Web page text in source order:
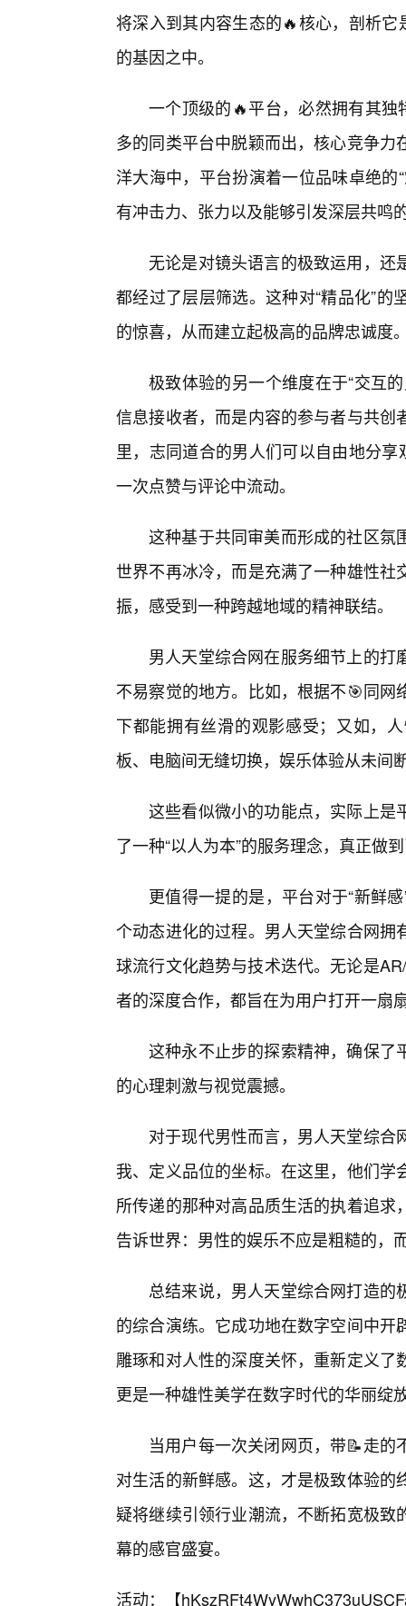
将深入到其内容生态的🔥核心，剖析
的基因之中。
一个顶级的🔥平台，必然拥有其独
多的同类平台中脱颖而出，核心竞争
洋大海中，平台扮演着一位品味卓绝
有冲击力、张力以及能够引发深层共鸣
无论是对镜头语言的极致运用，
都经过了层层筛选。这种对“精品化”
的惊喜，从而建立起极高的品牌忠诚度
极致体验的另一个维度在于“交互
信息接收者，而是内容的参与者与共
里，志同道合的男人们可以自由地分
一次点赞与评论中流动。
这种基于共同审美而形成的社区氛
世界不再冰冷，而是充满了一种雄性
振，感受到一种跨越地域的精神联结。
男人天堂综合网在服务细节上的
不易察觉的地方。比如，根据不🎯同
下都能拥有丝滑的观影感受；又如，
板、电脑间无缝切换，娱乐体验从未间
这些看似微小的功能点，实际上是
了一种“以人为本”的服务理念，真正做
更值得一提的是，平台对于“新鲜
个动态进化的过程。男人天堂综合网
球流行文化趋势与技术迭代。无论是
者的深度合作，都旨在为用户打开一扇
这种永不止步的探索精神，确保了
的心理刺激与视觉震撼。
对于现代男性而言，男人天堂综
我、定义品位的坐标。在这里，他们
所传递的那种对高品质生活的执着追
告诉世界：男性的娱乐不应是粗糙的，
总结来说，男人天堂综合网打造
的综合演练。它成功地在数字空间中
雕琢和对人性的深度关怀，重新定义
更是一种雄性美学在数字时代的华丽绽
当用户每一次关闭网页，带📝走
对生活的新鲜感。这，才是极致体验
疑将继续引领行业潮流，不断拓宽极
幕的感官盛宴。
活动：【